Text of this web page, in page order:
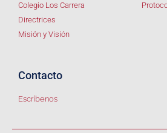
Colegio Los Carrera
Directrices
Misión y Visión
Contacto
Escríbenos